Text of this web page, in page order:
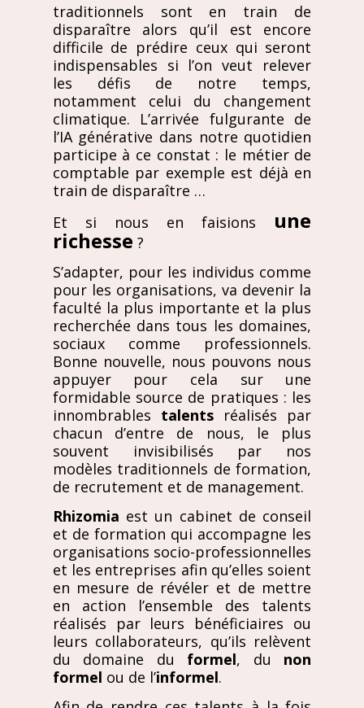
traditionnels sont en train de
disparaître alors qu’il est encore
difficile de prédire ceux qui seront
indispensables si l’on veut relever
les défis de notre temps,
notamment celui du changement
climatique. L’arrivée fulgurante de
l’IA générative dans notre quotidien
participe à ce constat : le métier de
comptable par exemple est déjà en
train de disparaître …
Et si nous en faisions une
richesse ?
S’adapter, pour les individus comme
pour les organisations, va devenir la
faculté la plus importante et la plus
recherchée dans tous les domaines,
sociaux comme professionnels.
Bonne nouvelle, nous pouvons nous
appuyer pour cela sur une
formidable source de pratiques : les
innombrables talentsréalisés par
chacun d’entre de nous, le plus
souvent invisibilisés par nos
modèles traditionnels de formation,
de recrutement et de management.
Rhizomia est un cabinet de conseil
et de formation qui accompagne les
organisations socio-professionnelles
et les entreprises afin qu’elles soient
en mesure de révéler et de mettre
en action l’ensemble des talents
réalisés par leurs bénéficiaires ou
leurs collaborateurs, qu’ils relèvent
du domaine du formel, du non
formel ou de l’informel.